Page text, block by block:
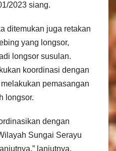
2023 siang.
ditemukan juga retakan
yang longsor,
longsor susulan.
koordinasi dengan
pemasangan
longsor.
dengan
Sungai Serayu
lanjutnya.